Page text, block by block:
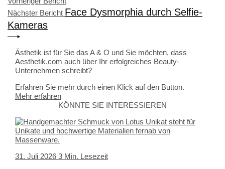
Nächster Bericht Face Dysmorphia durch Selfie-
Kameras
Ästhetik ist für Sie das A & O und Sie möchten, dass
Aesthetik.com auch über Ihr erfolgreiches Beauty-
Unternehmen schreibt?
Erfahren Sie mehr durch einen Klick auf den Button.
Mehr erfahren
KÖNNTE SIE INTERESSIEREN
31. Juli 2026 3 Min. Lesezeit